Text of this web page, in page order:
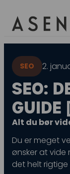
Cases
Specialer
SEO
GEO
FÅ
Viden
Blog
Om os
Mød
Karriere
SEO 2.
SEO:
Alt du bør
Du er meget
ønsker at vide
det helt rigtige